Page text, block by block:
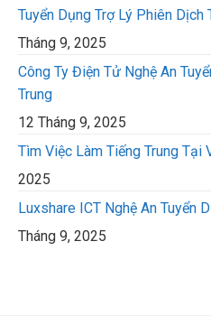
Tuyển Dụng Trợ Lý Phiên Dịch
Tháng 9, 2025
Công Ty Điện Tử Nghệ An
Trung
12 Tháng 9, 2025
Tìm Việc Làm Tiếng Trung Tại
2025
Luxshare ICT Nghệ An Tuyển
Tháng 9, 2025